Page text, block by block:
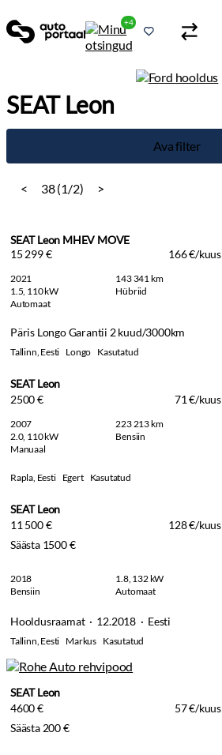
+4
SEAT Leon
Ava filter
< 38 (1/2) >
SEAT Leon MHEV MOVE
15 299 €
166 €/kuus
2021
143 341 km
1.5, 110 kW
Hübriid
Automaat
Päris Longo Garantii 2 kuud/3000km
Tallinn, Eesti Longo Kasutatud
SEAT Leon
2500 €
71 €/kuus
2007
223 213 km
2.0, 110 kW
Bensiin
Manuaal
Rapla, Eesti Egert Kasutatud
SEAT Leon
11 500 €
128 €/kuus
Säästa 1500 €
2018
1.8, 132 kW
Bensiin
Automaat
Hooldusraamat · 12.2018 · Eesti
Tallinn, Eesti Markus Kasutatud
SEAT Leon
4600 €
57 €/kuus
Säästa 200 €